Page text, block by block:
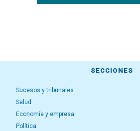
SECCIONES
Sucesos y tribunales
Salud
Economía y empresa
Política